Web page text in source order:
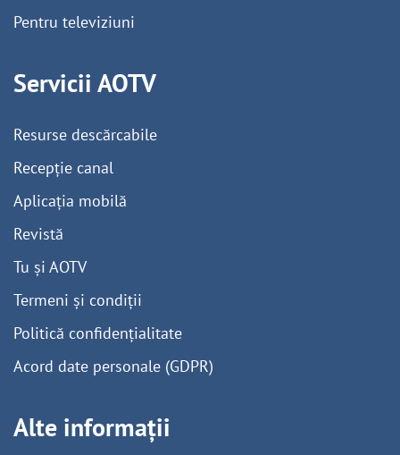
Pentru televiziuni
Servicii AOTV
Resurse descărcabile
Recepție canal
Aplicația mobilă
Revistă
Tu și AOTV
Termeni și condiții
Politică confidențialitate
Acord date personale (GDPR)
Alte informații